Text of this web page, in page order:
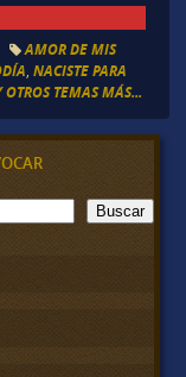
AMOR DE MIS
NACISTE PARA
OTROS TEMAS MÁS...
Buscar